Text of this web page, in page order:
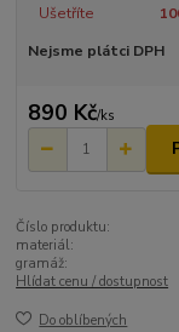
Ušetříte
Nejsme plátci DPH
890 Kč/ks
Číslo produktu:
materiál:
gramáž:
Hlídat cenu / dostupnost
Do oblíbených